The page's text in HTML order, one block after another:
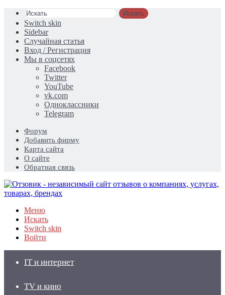
Искать
Switch skin
Sidebar
Случайная статья
Вход / Регистрация
Мы в соцсетях
Facebook
Twitter
YouTube
vk.com
Одноклассники
Telegram
Форум
Добавить фирму
Карта сайта
О сайте
Обратная связь
Меню
Искать
Switch skin
Войти
IT и интернет
TV и кино